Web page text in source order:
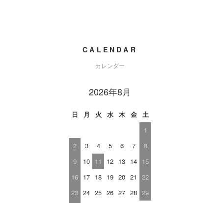
CALENDAR
カレンダー
2026年8月
日 月 火 水 木 金
土
1
2
3 4 5 6 7
8
9
10 11 12 13 14 15
16 17 18 19 20 21
22
23 24 25 26 27 28 29